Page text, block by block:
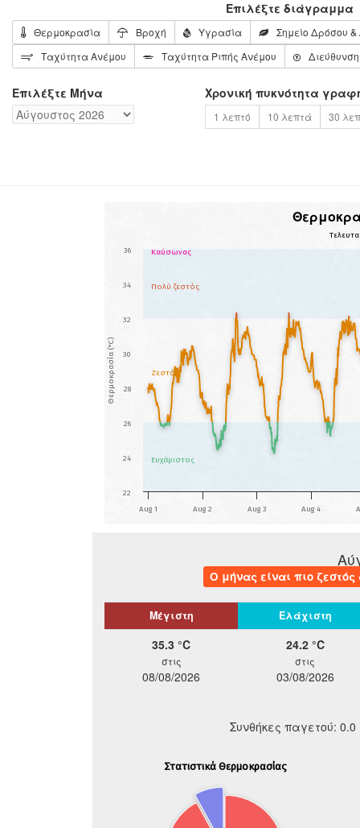
Επιλέξτε διάγραμμα
Θερμοκρασία Βροχή Υγρασία
Σημείο Δρόσου
Ταχύτητα Ανέμου
Ταχύτητα Ριπής Ανέμου
Επιλέξτε Μήνα Χρονική πυκνότητα
1 λεπτό 10 λεπτά 30
Ευχάριστος
Ζεστός
Πολύ ζεστός
Καύσωνας
Θερμοκρασία (°C)
Aug 1 Aug 2 Aug 3 Aug 4
22
24
26
28
30
32
34
36
Ο μήνας είναι πιο ζεστός
Μέγιστη Ελάχιστη
35.3 °C
στις
08/08/2026
24.2 °C
στις
03/08/2026
Συνθήκες παγετού:
Στατιστικά Θερμοκρασίας